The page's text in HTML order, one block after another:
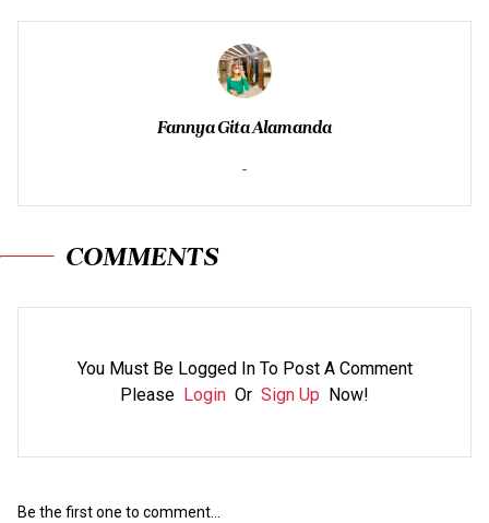
Fannya Gita Alamanda
-
COMMENTS
You Must Be Logged In To Post A Comment
Please Login Or Sign Up Now!
Be the first one to comment...